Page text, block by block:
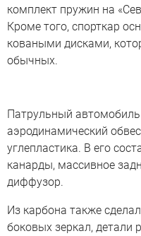
комплект пружин на
Кроме того, спорткар
коваными дисками,
обычных.
Патрульный
аэродинамический
углепластика. В его
канарды, массивное
диффузор.
Из карбона также
боковых зеркал, детали